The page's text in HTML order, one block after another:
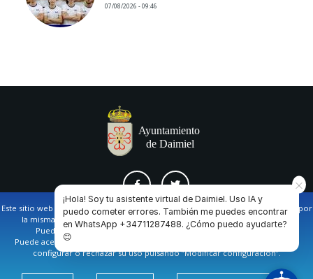
07/08/2026 - 09:46
AVISO LEGAL Y POLÍTICA DE PRIVACIDAD COOKIES CONTACTO
Ayuntamiento de Daimiel. Casa Consistorial: Plaza de
España, 1
Este sitio web utiliza cookies propias y de terceros para facilitar la navegación por
la misma y obtener datos estadísticos de la navegación de los usuarios.
Puede obtener más información en nuestrapolítica de cookies
Puede aceptar todas las cookies pulsando en el botón de “Aceptar”, o bien
configurar o rechazar su uso pulsando “Modificar configuración”.
¡Hola! Soy tu asistente virtual de Daimiel. Uso IA y
puedo cometer errores. También me puedes encontrar
en WhatsApp +34711287488. ¿Cómo puedo ayudarte?
😊